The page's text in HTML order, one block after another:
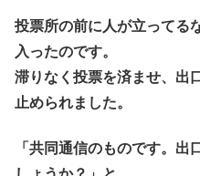
投票所の前に人が立ってる
入ったのです。
滞りなく投票を済ませ、出
止められました。
「共同通信のものです。